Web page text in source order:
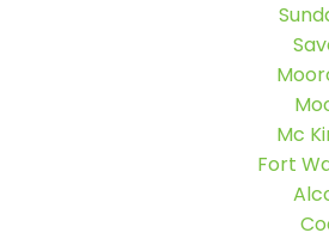
Mc
Fort